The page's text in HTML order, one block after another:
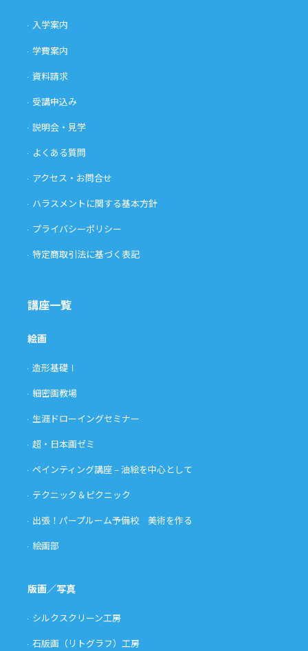
入学案内
学費案内
資料請求
受講申込み
説明会・見学
よくある質問
アクセス・お問合せ
ハラスメントに関する基本方針
プライバシーポリシー
特定商取引法に基づく表記
講座一覧
絵画
造形基礎Ⅰ
細密画教場
生涯ドローイングセミナー
超・日本画ゼミ
ペインティング講座 – 油絵を中心として
テクニック＆ピクニック
出張！パープルーム予備校 美術を作る
絵画部
版画／写真
シルクスクリーン工房
石版画（リトグラフ）工房